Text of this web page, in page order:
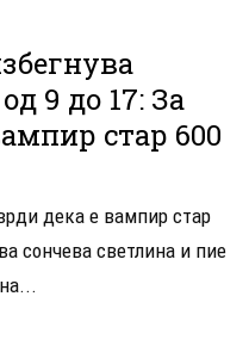
9 до 17: За
стар 600
дека е вампир стар
сончева светлина и пие